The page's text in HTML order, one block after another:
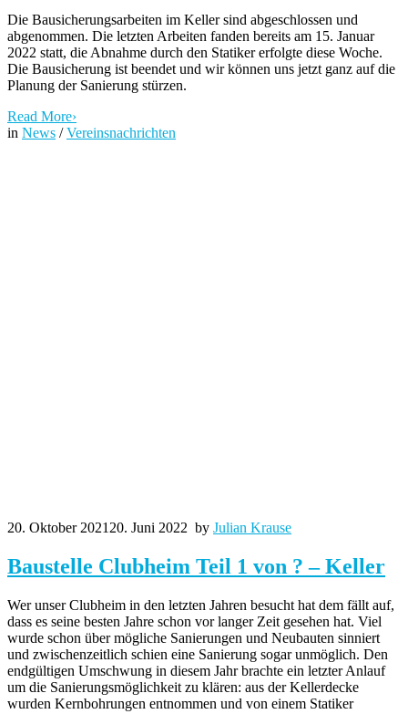
Die Bausicherungsarbeiten im Keller sind abgeschlossen und
abgenommen. Die letzten Arbeiten fanden bereits am 15. Januar
2022 statt, die Abnahme durch den Statiker erfolgte diese Woche.
Die Bausicherung ist beendet und wir können uns jetzt ganz auf die
Planung der Sanierung stürzen.
Read More›
in News /Vereinsnachrichten
20. Oktober 2021 20. Juni 2022 by Julian Krause
Baustelle Clubheim Teil 1 von ? – Keller
Wer unser Clubheim in den letzten Jahren besucht hat dem fällt auf,
dass es seine besten Jahre schon vor langer Zeit gesehen hat. Viel
wurde schon über mögliche Sanierungen und Neubauten sinniert
und zwischenzeitlich schien eine Sanierung sogar unmöglich. Den
endgültigen Umschwung in diesem Jahr brachte ein letzter Anlauf
um die Sanierungsmöglichkeit zu klären: aus der Kellerdecke
wurden Kernbohrungen entnommen und von einem Statiker